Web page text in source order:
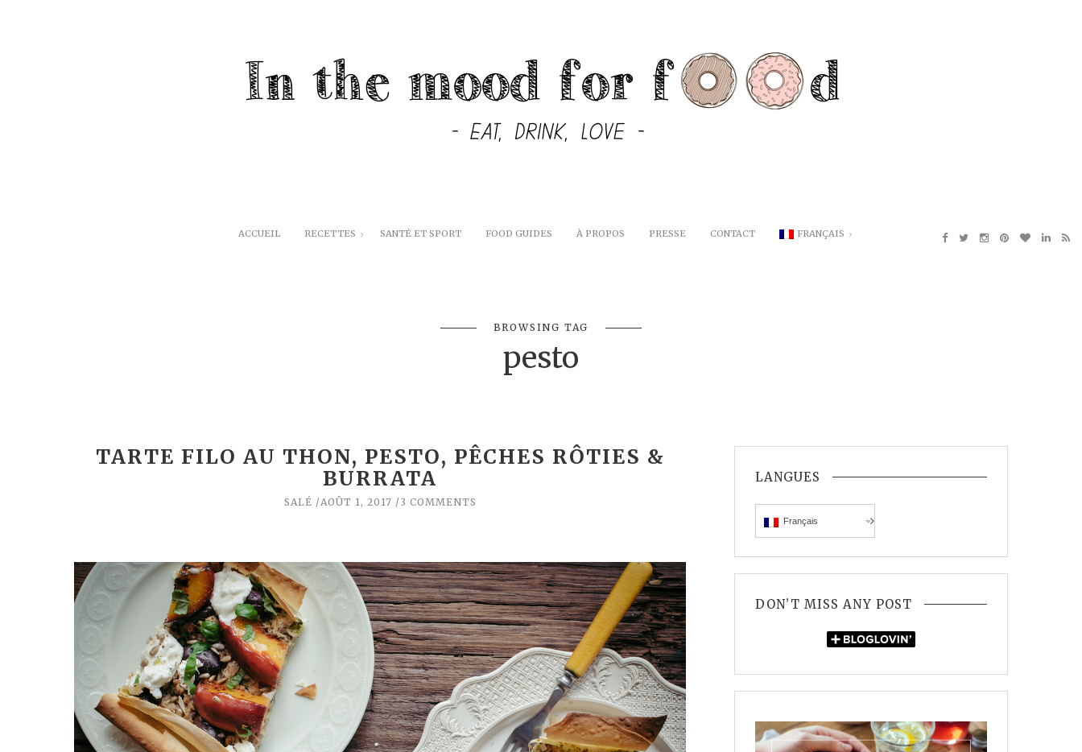
ACCUEIL RECETTES SANTÉ ET SPORT FOOD GUIDES À PROPOS PRESSE CONTACT FRANÇAIS
BROWSING TAG
pesto
TARTE FILO AU THON, PESTO, PÊCHES RÔTIES &
BURRATA
SALÉ AOÛT 1, 2017 3 COMMENTS
LANGUES
Français
DON’T MISS ANY POST